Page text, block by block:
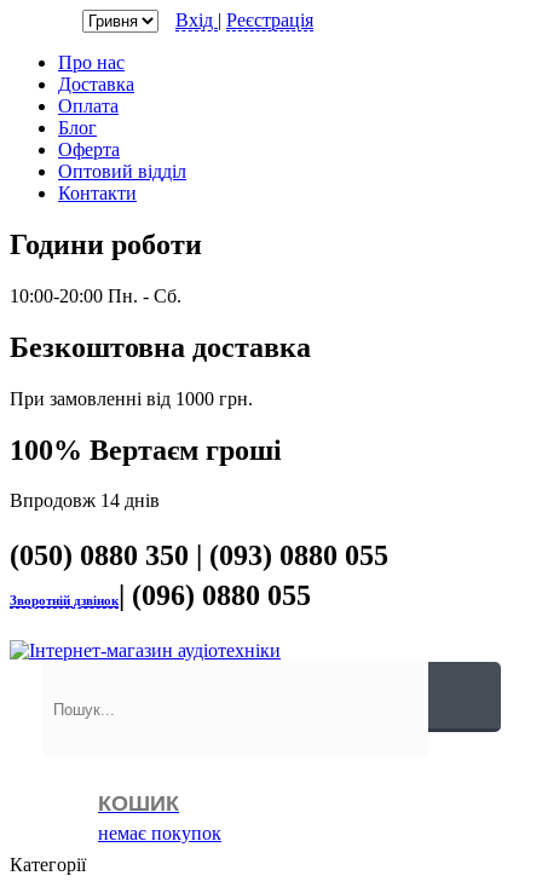
Вхід | Реєстрація
Про нас
Доставка
Оплата
Блог
Оферта
Оптовий відділ
Контакти
Години роботи
10:00-20:00 Пн. - Сб.
Безкоштовна доставка
При замовленні від 1000 грн.
100% Вертаєм гроші
Впродовж 14 днів
(050) 0880 350 | (093) 0880 055
Зворотній дзвінок| (096) 0880 055
КОШИК
немає покупок
Категорії